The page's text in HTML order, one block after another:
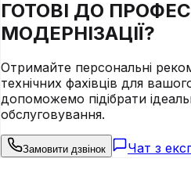
ГОТОВІ ДО
МОДЕРНІЗАЦІЇ?
Отримайте персональні
технічних фахівців для
допоможемо підібрати
обслуговування.
Замовити дзвінок Чат з